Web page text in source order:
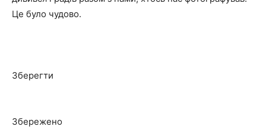
Це було чудово.
Зберегти
Збережено